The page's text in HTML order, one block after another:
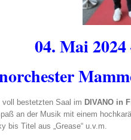
04. Mai
bestetzten Saal im DIVANO in
an der Musik mit einem
bis Titel aus „Grease“ u.v.m.